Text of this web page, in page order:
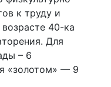
к труду и
40-ка
Для
– 6
«золотом» — 9